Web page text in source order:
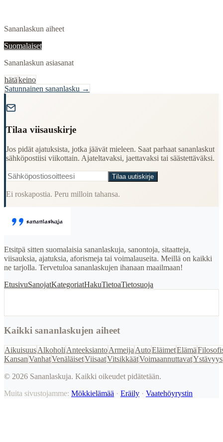
Sananlaskun aiheet
Suomalaiset
Sananlaskun asiasanat
hätäkeino
Satunnainen sananlasku →
Tilaa viisauskirje
Jos pidät ajatuksista, jotka jäävät mieleen. Saat parhaat sananlaskut
sähköpostiisi viikottain. Ajateltavaksi, jaettavaksi tai säästettäväksi.
Tilaa uutiskirje
Ei roskapostia. Peru milloin tahansa.
Etsitpä sitten suomalaisia sananlaskuja, sanontoja, sitaatteja,
viisauksia, ajatuksia, aforismeja tai voimalauseita. Meillä on kaikki
ne tarjolla. Tervetuloa sananlaskujen ihanaan maailmaan!
EtusivuSanojatKategoriatHakuTietoaTietosuoja
Kaikki sananlaskujen aiheet
AikuisuusAlkoholi AnteeksiantoArmeija AutoEläimetElämä
KansanVanhatVenäläisetViisaatVitsikkäätVoimaannuttavatYstävyys
© 2026 Sananlaskuja. Kaikki oikeudet pidätetään.
Muita sivustojamme: Mökkielämää · Eräily · Vaatehöyrystin